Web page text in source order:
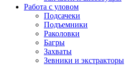
Работа с уловом
Подсачеки
Подъемники
Раколовки
Багры
Захваты
Зевники и экстракторы